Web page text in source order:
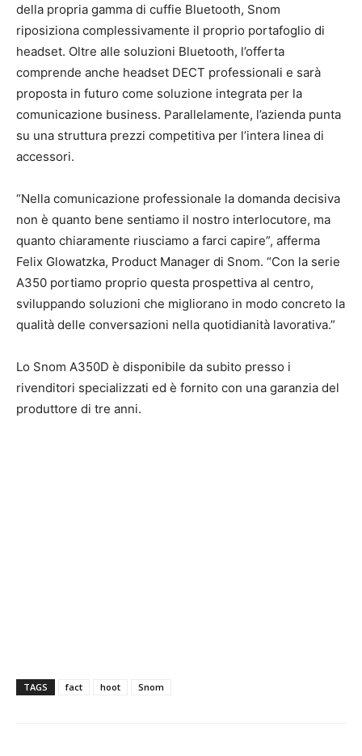
della propria gamma di cuffie Bluetooth, Snom
riposiziona complessivamente il proprio portafoglio di
headset. Oltre alle soluzioni Bluetooth, l’offerta
comprende anche headset DECT professionali e sarà
proposta in futuro come soluzione integrata per la
comunicazione business. Parallelamente, l’azienda punta
su una struttura prezzi competitiva per l’intera linea di
accessori.
“Nella comunicazione professionale la domanda decisiva
non è quanto bene sentiamo il nostro interlocutore, ma
quanto chiaramente riusciamo a farci capire”, afferma
Felix Glowatzka, Product Manager di Snom. “Con la serie
A350 portiamo proprio questa prospettiva al centro,
sviluppando soluzioni che migliorano in modo concreto la
qualità delle conversazioni nella quotidianità lavorativa.”
Lo Snom A350D è disponibile da subito presso i
rivenditori specializzati ed è fornito con una garanzia del
produttore di tre anni.
TAGS fact hoot Snom